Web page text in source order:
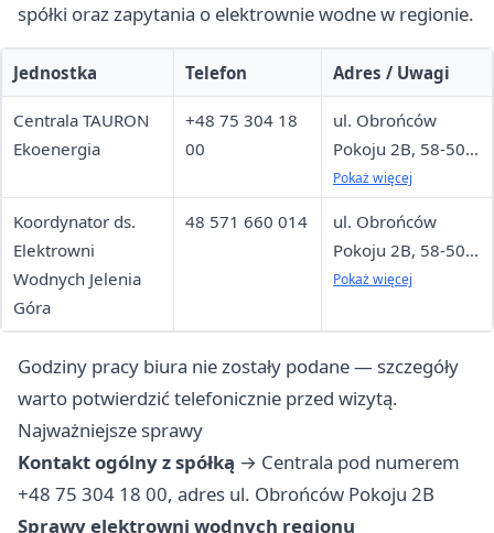
spółki oraz zapytania o elektrownie wodne w regionie.
Jednostka Telefon Adres / Uwagi
Centrala TAURON
Ekoenergia
+48 75 304 18
00
ul. Obrońców
Pokoju 2B, 58-500
Jelenia Góra —
Pokaż więcej
Koordynator ds.
Elektrowni
Wodnych Jelenia
Góra
48 571 660 014
ul. Obrońców
Pokoju 2B, 58-500
Jelenia Góra —
Pokaż więcej
Godziny pracy biura nie zostały podane — szczegóły
warto potwierdzić telefonicznie przed wizytą.
Najważniejsze sprawy
Kontakt ogólny z spółką → Centrala pod numerem
+48 75 304 18 00, adres ul. Obrońców Pokoju 2B
Sprawy elektrowni wodnych regionu